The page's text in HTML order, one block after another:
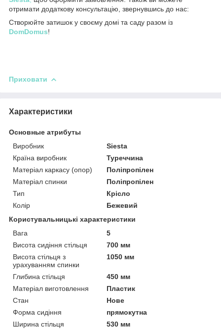
отримати додаткову консультацію, звернувшись до нас:
Створюйте затишок у своєму домі та саду разом із
DomDomus!
Приховати
Характеристики
Основные атрибуты
Виробник
Siesta
Країна виробник
Туреччина
Матеріал каркасу (опор)
Поліпропілен
Матеріал спинки
Поліпропілен
Тип
Крісло
Колір
Бежевий
Користувальницькі характеристики
Вага
5
Висота сидіння стільця
700 мм
Висота стільця з
урахуванням спинки
1050 мм
Глибина стільця
450 мм
Матеріал виготовлення
Пластик
Стан
Нове
Форма сидіння
прямокутна
Ширина стільця
530 мм